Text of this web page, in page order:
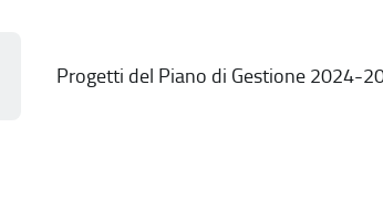
Progetti del Piano di Gestione 2024-